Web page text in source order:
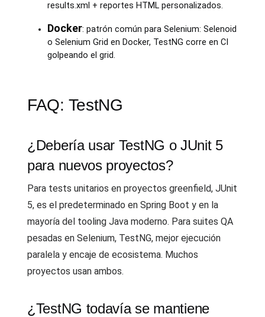
results.xml + reportes HTML personalizados.
Docker: patrón común para Selenium: Selenoid
o Selenium Grid en Docker, TestNG corre en CI
golpeando el grid.
FAQ: TestNG
¿Debería usar TestNG o JUnit 5
para nuevos proyectos?
Para tests unitarios en proyectos greenfield, JUnit
5, es el predeterminado en Spring Boot y en la
mayoría del tooling Java moderno. Para suites QA
pesadas en Selenium, TestNG, mejor ejecución
paralela y encaje de ecosistema. Muchos
proyectos usan ambos.
¿TestNG todavía se mantiene